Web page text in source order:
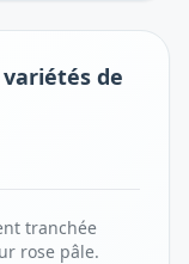
de
tranchée
rose pâle.